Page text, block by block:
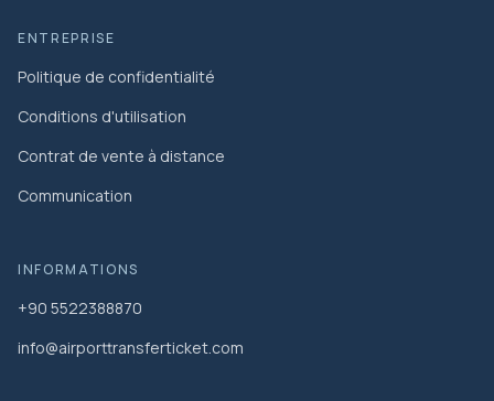
ENTREPRISE
Politique de confidentialité
Conditions d'utilisation
Contrat de vente à distance
Communication
INFORMATIONS
+90 5522388870
info@airporttransferticket.com